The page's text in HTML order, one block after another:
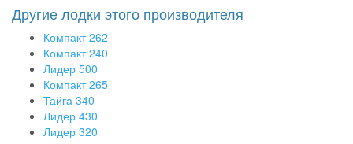
Другие лодки этого производителя
Компакт 262
Компакт 240
Лидер 500
Компакт 265
Тайга 340
Лидер 430
Лидер 320